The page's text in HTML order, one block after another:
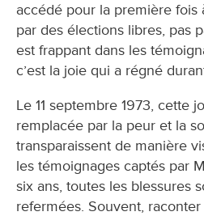
accédé pour la première
par des élections libres, pas
est frappant dans les
c’est la joie qui a régné
Le 11 septembre 1973, cette
remplacée par la peur et la
transparaissent de manière
les témoignages captés par
six ans, toutes les blessures
refermées. Souvent,